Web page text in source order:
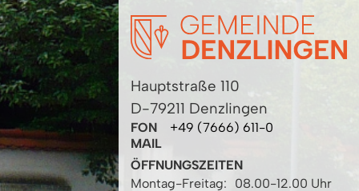
Hauptstraße 110
D-79211 Denzlingen
FON
+49 (7666) 611-0
MAIL
ÖFFNUNGSZEITEN
Montag-Freitag:
08.00-12.00 Uhr